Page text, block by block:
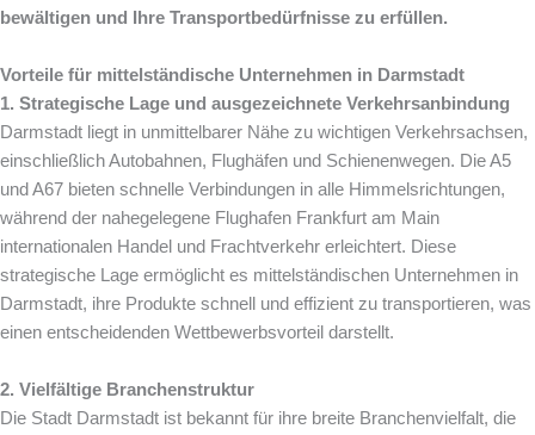
bewältigen und Ihre Transportbedürfnisse zu erfüllen.
Vorteile für mittelständische Unternehmen in Darmstadt
1. Strategische Lage und ausgezeichnete Verkehrsanbindung
Darmstadt liegt in unmittelbarer Nähe zu wichtigen Verkehrsachsen,
einschließlich Autobahnen, Flughäfen und Schienenwegen. Die A5
und A67 bieten schnelle Verbindungen in alle Himmelsrichtungen,
während der nahegelegene Flughafen Frankfurt am Main
internationalen Handel und Frachtverkehr erleichtert. Diese
strategische Lage ermöglicht es mittelständischen Unternehmen in
Darmstadt, ihre Produkte schnell und effizient zu transportieren, was
einen entscheidenden Wettbewerbsvorteil darstellt.
2. Vielfältige Branchenstruktur
Die Stadt Darmstadt ist bekannt für ihre breite Branchenvielfalt, die